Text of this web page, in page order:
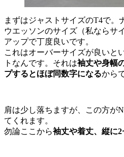
まずはジャストサイズのT4で。
ウエッソンのサイズ（私ならサ
アップで丁度良いです。
これはオーバーサイズが良いと
トなんです。それは袖丈や身幅
プするとほぼ同数字になるから
肩は少し落ちますが、この方が
てくれます。
勿論ここから袖丈や着丈、縦に